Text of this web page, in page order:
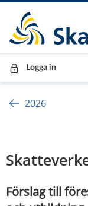
Till innehåll
Till navigationen
Till chattrobot
Logga in
2026
Förslag till